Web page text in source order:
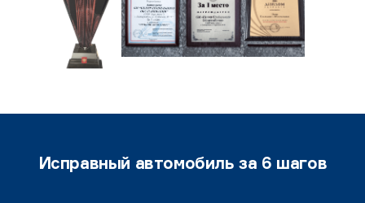
Исправный автомобиль за 6 шагов